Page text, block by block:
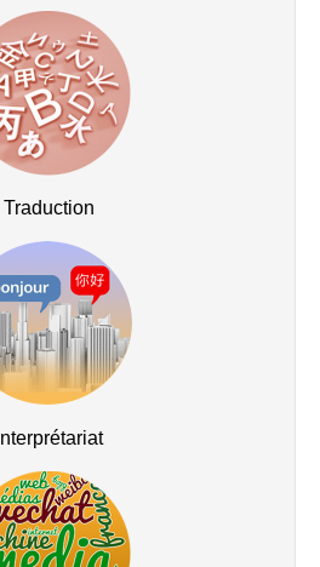
Traduction
Interprétariat